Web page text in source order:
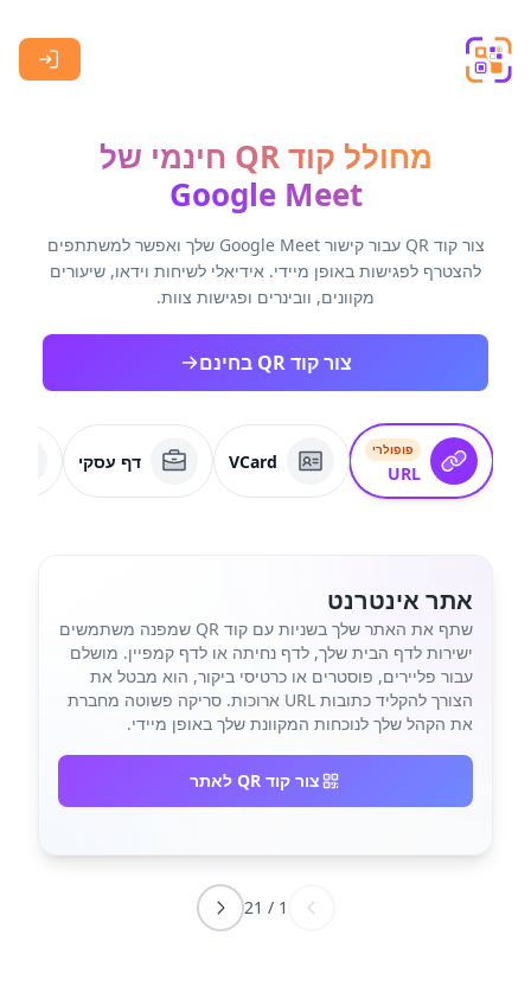
מחולל קוד QR חינמי של
Google Meet
צור קוד QR עבור קישור Google Meet שלך ואפשר למשתתפים
להצטרף לפגישות באופן מיידי. אידיאלי לשיחות וידאו, שיעורים
מקוונים, וובינרים ופגישות צוות.
צור קוד QR בחינם
פופולרי
URL
VCard דף עסקי
אתר אינטרנט
שתף את האתר שלך בשניות עם קוד QR שמפנה משתמשים
ישירות לדף הבית שלך, לדף נחיתה או לדף קמפיין. מושלם
עבור פליירים, פוסטרים או כרטיסי ביקור, הוא מבטל את
הצורך להקליד כתובות URL ארוכות. סריקה פשוטה מחברת
את הקהל שלך לנוכחות המקוונת שלך באופן מיידי.
צור קוד QR לאתר
1
/
21